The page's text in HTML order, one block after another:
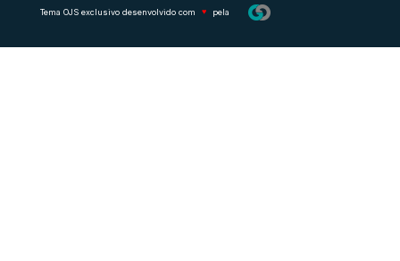
Tema OJS exclusivo desenvolvido com ♥ pela